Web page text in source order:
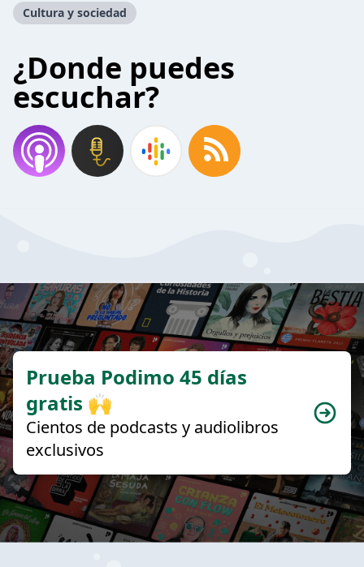
Cultura y sociedad
¿Donde puedes
escuchar?
Prueba Podimo 45 días
gratis 🙌
Cientos de podcasts y audiolibros
exclusivos